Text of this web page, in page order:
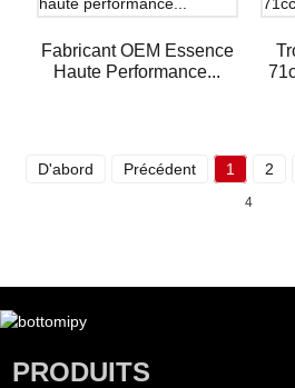
Fabricant OEM Essence
Haute Performance...
D'abord Précédent 1 2
4
PRODUITS